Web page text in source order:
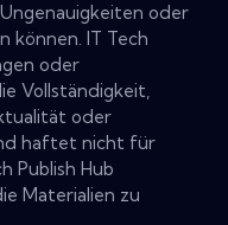
oder
können. IT Tech
oder
Vollständigkeit,
oder
haftet nicht für
Publish Hub
Materialien zu